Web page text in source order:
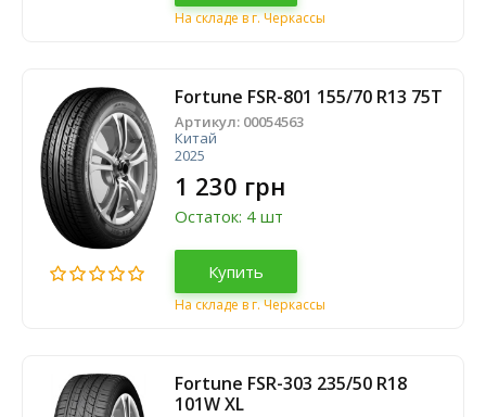
На складе в г. Черкассы
Fortune FSR-801 155/70 R13 75T
Артикул: 00054563
Китай
2025
1 230 грн
Остаток: 4 шт
Купить
На складе в г. Черкассы
Fortune FSR-303 235/50 R18
101W XL